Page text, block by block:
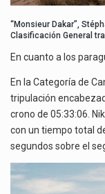
“Monsieur Dakar”,
Clasificación General
En cuanto a los
En la Categoría de
tripulación
crono de 05:33:06.
con un tiempo total
segundos sobre el